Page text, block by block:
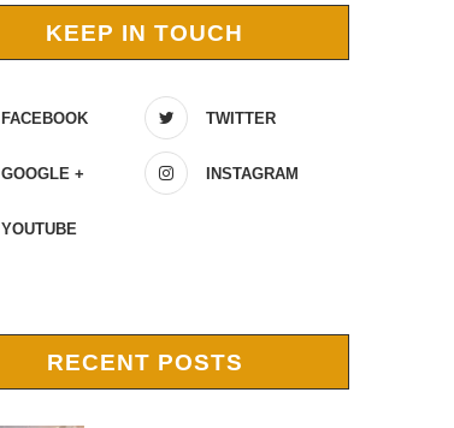
KEEP IN TOUCH
FACEBOOK TWITTER
GOOGLE + INSTAGRAM
YOUTUBE
RECENT POSTS